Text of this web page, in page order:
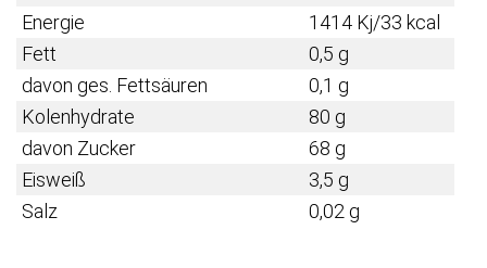
Energie
1414 Kj/33 kcal
Fett
0,5 g
davon ges. Fettsäuren
0,1 g
Kolenhydrate
80 g
davon Zucker
68 g
Eisweiß
3,5 g
Salz
0,02 g